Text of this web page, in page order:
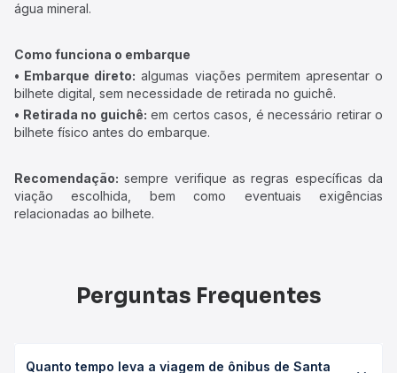
água mineral.
Como funciona o embarque
• Embarque direto: algumas viações permitem apresentar o
bilhete digital, sem necessidade de retirada no guichê.
• Retirada no guichê: em certos casos, é necessário retirar o
bilhete físico antes do embarque.
Recomendação: sempre verifique as regras específicas da
viação escolhida, bem como eventuais exigências
relacionadas ao bilhete.
Perguntas Frequentes
Quanto tempo leva a viagem de ônibus de Santa